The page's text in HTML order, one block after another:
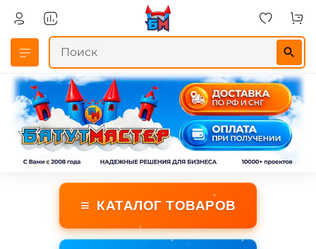
≡ КАТАЛОГ ТОВАРОВ